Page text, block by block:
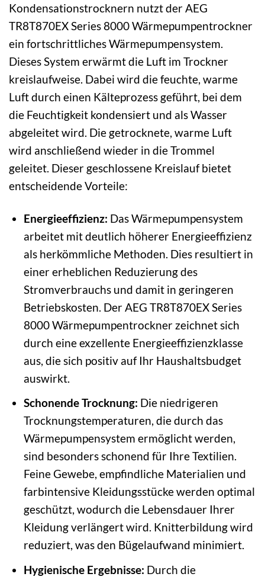
Kondensationstrocknern nutzt der AEG
TR8T870EX Series 8000 Wärmepumpentrockner
ein fortschrittliches Wärmepumpensystem.
Dieses System erwärmt die Luft im Trockner
kreislaufweise. Dabei wird die feuchte, warme
Luft durch einen Kälteprozess geführt, bei dem
die Feuchtigkeit kondensiert und als Wasser
abgeleitet wird. Die getrocknete, warme Luft
wird anschließend wieder in die Trommel
geleitet. Dieser geschlossene Kreislauf bietet
entscheidende Vorteile:
Energieeffizienz: Das Wärmepumpensystem
arbeitet mit deutlich höherer Energieeffizienz
als herkömmliche Methoden. Dies resultiert in
einer erheblichen Reduzierung des
Stromverbrauchs und damit in geringeren
Betriebskosten. Der AEG TR8T870EX Series
8000 Wärmepumpentrockner zeichnet sich
durch eine exzellente Energieeffizienzklasse
aus, die sich positiv auf Ihr Haushaltsbudget
auswirkt.
Schonende Trocknung: Die niedrigeren
Trocknungstemperaturen, die durch das
Wärmepumpensystem ermöglicht werden,
sind besonders schonend für Ihre Textilien.
Feine Gewebe, empfindliche Materialien und
farbintensive Kleidungsstücke werden optimal
geschützt, wodurch die Lebensdauer Ihrer
Kleidung verlängert wird. Knitterbildung wird
reduziert, was den Bügelaufwand minimiert.
Hygienische Ergebnisse: Durch die